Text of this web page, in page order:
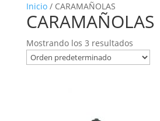
Inicio/ CARAMAÑOLAS
CARAMAÑOLAS
Mostrando los 3 resultados